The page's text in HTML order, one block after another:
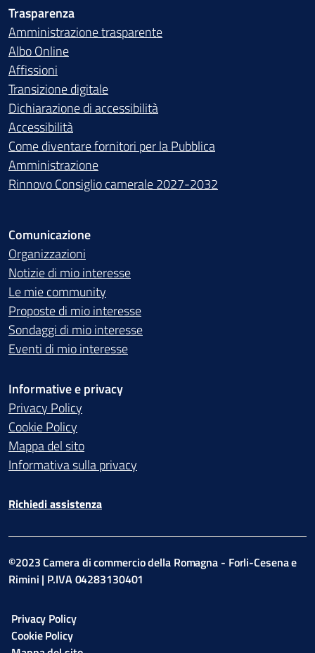
Trasparenza
Amministrazione trasparente
Albo Online
Affissioni
Transizione digitale
Dichiarazione di accessibilità
Accessibilità
Come diventare fornitori per la Pubblica
Amministrazione
Rinnovo Consiglio camerale 2027-2032
Comunicazione
Organizzazioni
Notizie di mio interesse
Le mie community
Proposte di mio interesse
Sondaggi di mio interesse
Eventi di mio interesse
Informative e privacy
Privacy Policy
Cookie Policy
Mappa del sito
Informativa sulla privacy
Richiedi assistenza
©2023 Camera di commercio della Romagna - Forli-Cesena e
Rimini | P.IVA 04283130401
Privacy Policy
Cookie Policy